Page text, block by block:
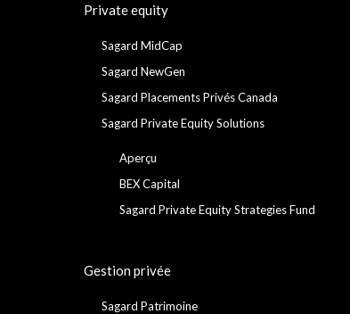
Private equity
Sagard MidCap
Sagard NewGen
Sagard Placements Privés Canada
Sagard Private Equity Solutions
Aperçu
BEX Capital
Sagard Private Equity Strategies Fund
Gestion privée
Sagard Patrimoine